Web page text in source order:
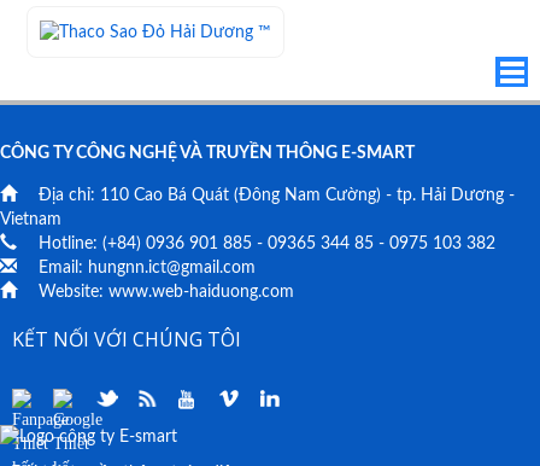
CÔNG TY CÔNG NGHỆ VÀ TRUYỀN THÔNG E-SMART
Địa chỉ: 110 Cao Bá Quát (Đông Nam Cường) - tp. Hải Dương -
Vietnam
Hotline: (+84) 0936 901 885 - 09365 344 85 - 0975 103 382
Email: hungnn.ict@gmail.com
Website: www.web-haiduong.com
KẾT NỐI VỚI CHÚNG TÔI